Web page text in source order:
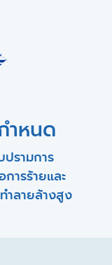
ำหนด
รามการ
ารร้ายและ
ำลายล้างสูง